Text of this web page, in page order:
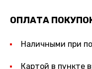
ОПЛАТА
Наличными при
Картой в пункте